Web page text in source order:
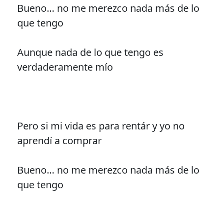
Bueno… no me merezco nada más de lo
que tengo
Aunque nada de lo que tengo es
verdaderamente mío
Pero si mi vida es para rentár y yo no
aprendí a comprar
Bueno… no me merezco nada más de lo
que tengo